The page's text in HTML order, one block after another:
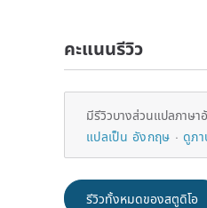
คะแนนรีวิว
มีรีวิวบางส่วนแปลภาษา
แปลเป็น อังกฤษ
ดูภ
รีวิวทั้งหมดของสตูดิโอ